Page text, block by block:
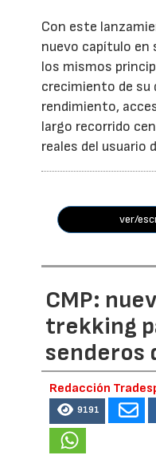
Con este
nuevo capítulo en
los mismos
crecimiento de
rendimiento,
largo recorrido
reales del usuario
ver/
CMP:
trekking
senderos
Redacción
9191